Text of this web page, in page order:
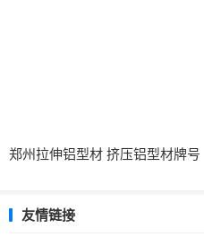
郑州拉伸铝型材 挤压铝型材牌号
友情链接